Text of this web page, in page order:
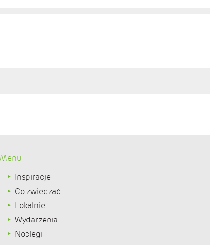
Menu
Inspiracje
Co zwiedzać
Lokalnie
Wydarzenia
Noclegi